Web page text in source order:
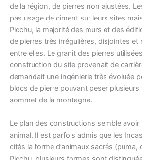
de la région, de pierres non ajustées.
pas usage de ciment sur leurs sites
Picchu, la majorité des murs et des
de pierres très irrégulières, disjointes et
entre elles. Le granit des pierres
construction du site provenait de
demandait une ingénierie très évoluée
blocs de pierre pouvant peser plusieurs
sommet de la montagne.
Le plan des constructions semble avoir
animal. Il est parfois admis que les
cités la forme d’animaux sacrés